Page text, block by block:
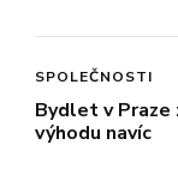
SPOLEČNOSTI
Bydlet v Praze
výhodu navíc